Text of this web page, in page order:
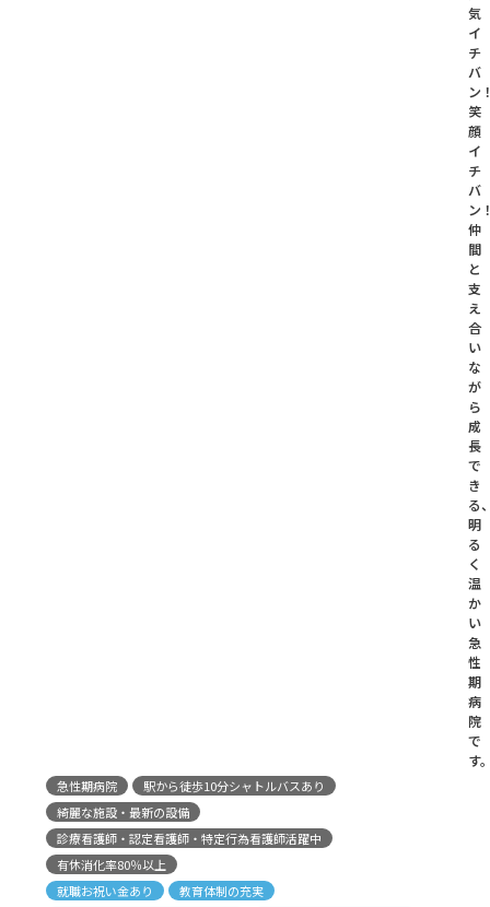
気
イ
チ
バ
ン
笑
顔
イ
チ
バ
ン
仲
間
と
支
え
合
い
な
が
ら
成
長
で
き
る
明
る
く
温
か
い
急
性
期
病
院
で
す
急性期病院
駅から徒歩10分シャトルバスあり
綺麗な施設・最新の設備
診療看護師・認定看護師・特定行為看護師活躍中
有休消化率80％以上
就職お祝い金あり
教育体制の充実